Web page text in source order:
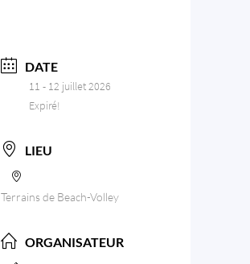
DATE
11 - 12 juillet 2026
Expiré!
LIEU
Terrains de Beach-Volley
ORGANISATEUR